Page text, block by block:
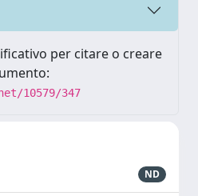
per citare o creare
10579/347
ND